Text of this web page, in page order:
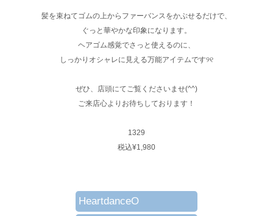
髪を束ねてゴムの上からファーバンスをかぶせるだけで、
ぐっと華やかな印象になります。
ヘアゴム感覚でさっと使えるのに、
しっかりオシャレに見える万能アイテムです୨୧
ぜひ、店頭にてご覧くださいませ(^^)
ご来店心よりお待ちしております！
1329
税込¥1,980
HeartdanceO